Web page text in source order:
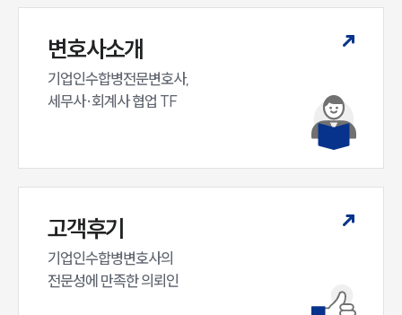
변호사소개
기업인수합병전문변호사,
세무사·회계사 협업 TF
고객후기
기업인수합병변호사의
전문성에 만족한 의뢰인